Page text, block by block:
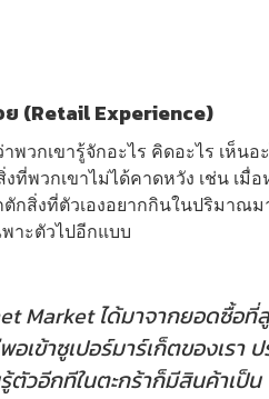
(Retail Experience)
พวกเขารู้จักอะไร คิดอะไร เห็น
พวกเขาไม่ได้คาดหวัง เช่น เมื่อ
กสิ่งที่ตัวเองอยากกินในปริมาณ
าะตัวไปอีกแบบ
Market ได้มาจากยอดซื้อ
เข้าซูเปอร์มาร์เก็ตของเรา
ตัวอีกทีในตะกร้าก็มีสินค้าเป็